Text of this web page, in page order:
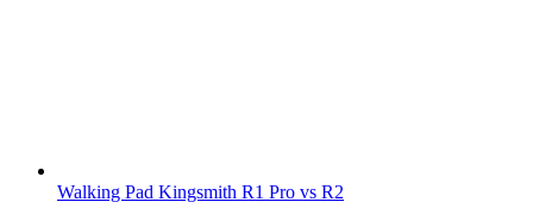
Walking Pad Kingsmith R1 Pro vs R2